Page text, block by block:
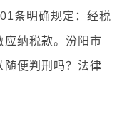
条明确规定：经税
应纳税款。汾阳市
随便判刑吗？法律